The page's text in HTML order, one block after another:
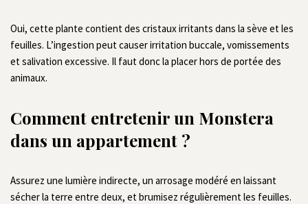
Oui, cette plante contient des cristaux irritants dans la sève et les
feuilles. L’ingestion peut causer irritation buccale, vomissements
et salivation excessive. Il faut donc la placer hors de portée des
animaux.
Comment entretenir un Monstera
dans un appartement ?
Assurez une lumière indirecte, un arrosage modéré en laissant
sécher la terre entre deux, et brumisez régulièrement les feuilles.